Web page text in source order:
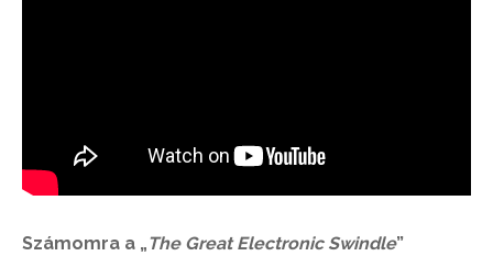
Számomra a „The Great Electronic Swindle”